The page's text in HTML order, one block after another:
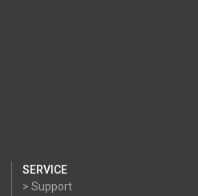
SERVICE
> Support